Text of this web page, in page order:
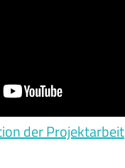
der Projektarbeit